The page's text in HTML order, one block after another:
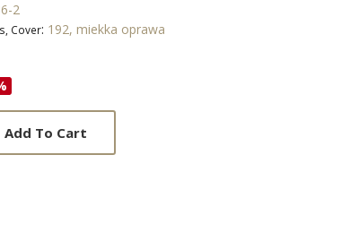
2
Cover: 192, miekka oprawa
Add To Cart